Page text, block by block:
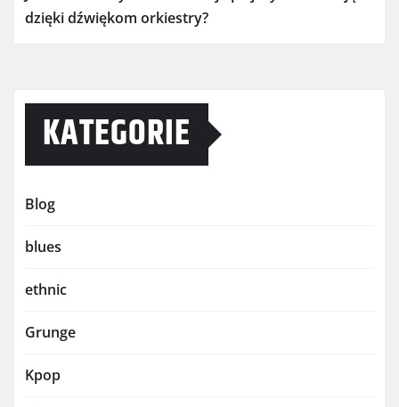
dzięki dźwiękom orkiestry?
KATEGORIE
Blog
blues
ethnic
Grunge
Kpop